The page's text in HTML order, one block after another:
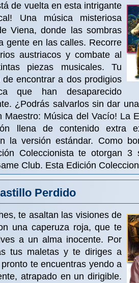
de vuelta en esta intrigante
Una música misteriosa
Viena, donde las sombras
gente en las calles. Recorre
austriacos y combate al
piezas musicales. Tu
encontrar a dos prodigios
que han desaparecido
¿Podrás salvarlos sin dar
Maestro: Música del Vacío! La
llena de contenido extra
la versión estándar. Como
Coleccionista te otorgan 3
Club. Esta Edición
Perdido
te asaltan las visiones de
una caperuza roja, que te
a un alma inocente. Por
tus maletas y te diriges a
te encuentras yendo a
atrapado en un dirigible.